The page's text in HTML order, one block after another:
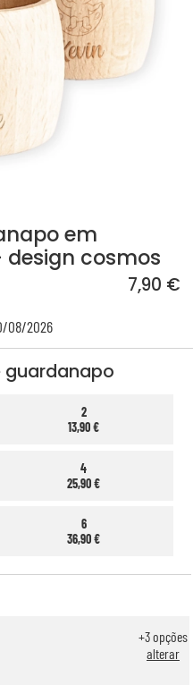
em
cosmos
7,90 €
08/2026
guardanapo
2
13,90 €
4
25,90 €
6
36,90 €
+3opções
alterar